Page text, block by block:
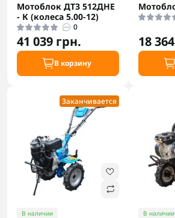
Мотоблок ДТЗ 512ДНЕ
- К (колеса 5.00-12)
0
41 039 грн.
В корзину
18
Заканчивается
В наличии В наличии